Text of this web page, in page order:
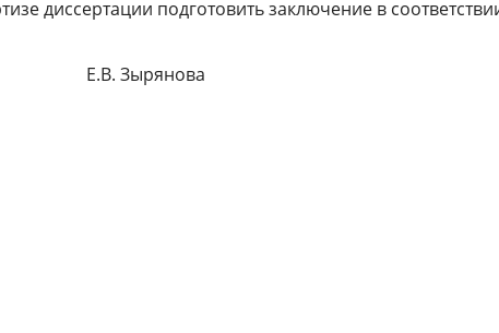
диссертации подготовить заключение в
Е.В. Зырянова